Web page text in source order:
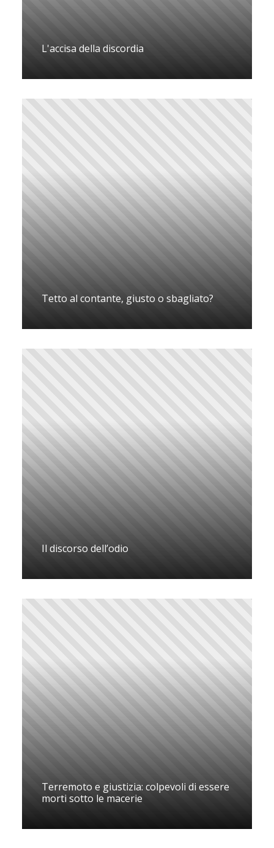
L'accisa della discordia
Tetto al contante, giusto o sbagliato?
Il discorso dell’odio
Terremoto e giustizia: colpevoli di essere
morti sotto le macerie